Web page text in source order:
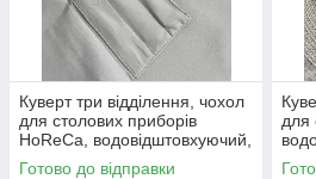
Куверт три відділення, чохол
для столових приборів
HoReCa, водовідштовхуючий,
платинового кольору
Готово до відправки
для